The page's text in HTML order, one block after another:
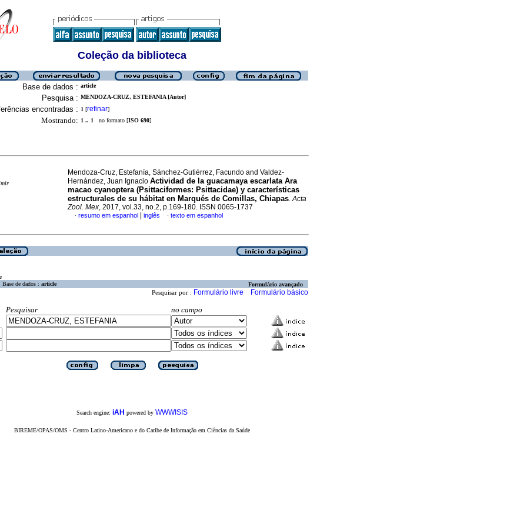
Coleção da biblioteca
Base de dados : article
Pesquisa : MENDOZA-CRUZ, ESTEFANIA [Autor]
encontradas : 1 [refinar]
Mostrando: 1 .. 1 no formato [ISO 690]
Mendoza-Cruz, Estefanía, Sánchez-Gutiérrez, Facundo and Valdez-
Hernández, Juan Ignacio Actividad de la guacamaya escarlata Ara
macao cyanoptera (Psittaciformes: Psittacidae) y características
estructurales de su hábitat en Marqués de Comillas, Chiapas.Acta
Zool. Mex, 2017, vol.33, no.2, p.169-180. ISSN 0065-1737
· resumo em espanhol inglês · texto em espanhol
Base de dados : article Formulário avançado
Pesquisar por : Formulário livre Formulário básico
Pesquisar
no campo
Search engine: iAH powered by WWWISIS
BIREME/OPAS/OMS - Centro Latino-Americano e do Caribe de Informação em Ciências da Saúde